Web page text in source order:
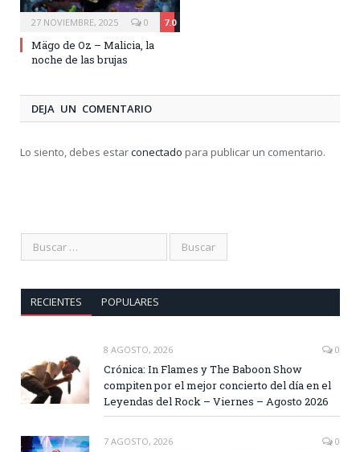
27 NOVIEMBRE, 2025 7.0
0
Mägo de Oz – Malicia, la
noche de las brujas
DEJA UN COMENTARIO
Lo siento, debes estarconectado para publicar un comentario.
RECIENTES POPULARES
8 AGOSTO, 2026 0
Crónica: In Flames y The Baboon Show
compiten por el mejor concierto del día en el
Leyendas del Rock – Viernes – Agosto 2026
7 AGOSTO, 2026 0